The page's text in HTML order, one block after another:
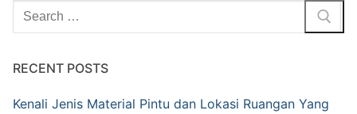
RECENT POSTS
Kenali Jenis Material Pintu dan Lokasi Ruangan Yang